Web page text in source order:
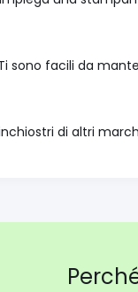
sono facili da
di altri